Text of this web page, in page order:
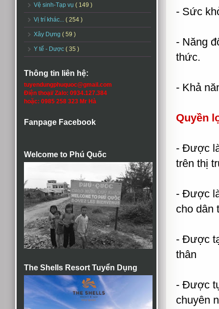
Vệ sinh-Tạp vụ ( 149 )
Vị trí khác... ( 254 )
Xây Dựng ( 59 )
Y tế - Dược ( 35 )
Thông tin liên hệ:
tuyendungphuquoc@gmail.com
Điện thoại/ Zalo: 0934.127.384
hoặc: 0985 258 323 Mr Hà
Fanpage Facebook
Welcome to Phú Quốc
The Shells Resort Tuyển Dụng
- Sức
- Năng
thức.
- Khả
Quyền
- Được
trên thị
- Được
cho dân
- Được
thân
- Được
chuyên